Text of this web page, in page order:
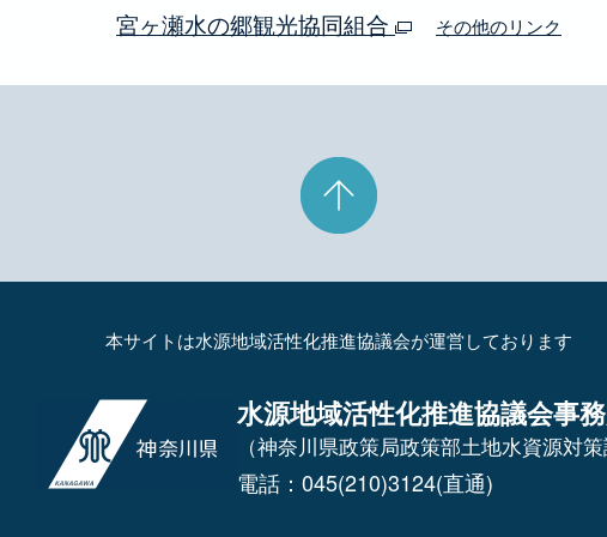
宮ヶ瀬水の郷観光協同組合 その他のリンク
本サイトは水源地域活性化推進協議会が運営しております
水源地域活性化推進協議会事
（神奈川県政策局政策部土地水資源対
電話：045(210)3124(直通)